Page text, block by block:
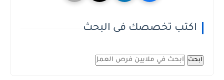
اكتب تخصصك فى البحث
ابحث